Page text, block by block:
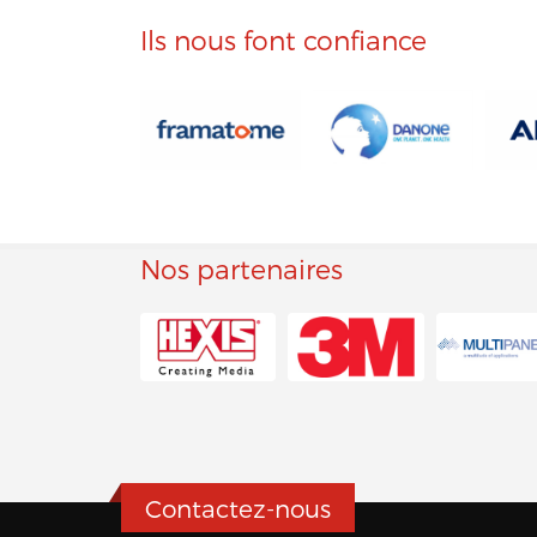
Ils nous font confiance
Nos partenaires
Contactez-nous